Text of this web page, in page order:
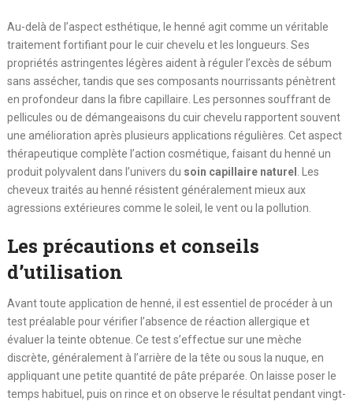
Au-delà de l’aspect esthétique, le henné agit comme un véritable
traitement fortifiant pour le cuir chevelu et les longueurs. Ses
propriétés astringentes légères aident à réguler l’excès de sébum
sans assécher, tandis que ses composants nourrissants pénètrent
en profondeur dans la fibre capillaire. Les personnes souffrant de
pellicules ou de démangeaisons du cuir chevelu rapportent souvent
une amélioration après plusieurs applications régulières. Cet aspect
thérapeutique complète l’action cosmétique, faisant du henné un
produit polyvalent dans l’univers du soin capillaire naturel
. Les
cheveux traités au henné résistent généralement mieux aux
agressions extérieures comme le soleil, le vent ou la pollution.
Les précautions et conseils
d’utilisation
Avant toute application de henné, il est essentiel de procéder à un
test préalable pour vérifier l’absence de réaction allergique et
évaluer la teinte obtenue. Ce test s’effectue sur une mèche
discrète, généralement à l’arrière de la tête ou sous la nuque, en
appliquant une petite quantité de pâte préparée. On laisse poser le
temps habituel, puis on rince et on observe le résultat pendant vingt-